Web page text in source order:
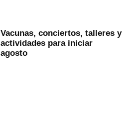
Vacunas, conciertos, talleres y
actividades para iniciar
agosto